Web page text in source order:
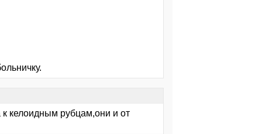
келоидным рубцам,они и от